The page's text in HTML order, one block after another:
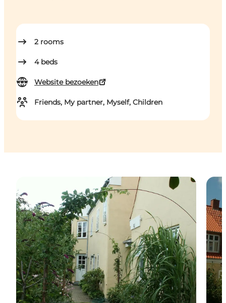
2 rooms
4 beds
Website bezoeken
Friends, My partner, Myself, Children